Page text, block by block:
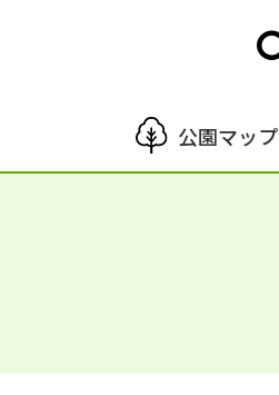
公園マップ